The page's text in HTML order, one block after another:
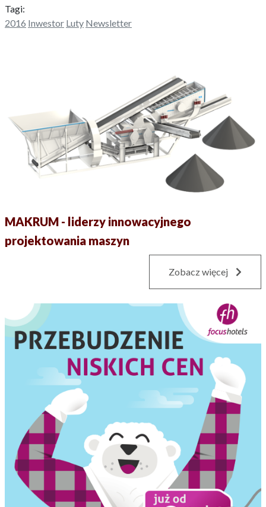
Tagi:
2016 Inwestor Luty Newsletter
MAKRUM - liderzy innowacyjnego
projektowania maszyn
Zobacz więcej